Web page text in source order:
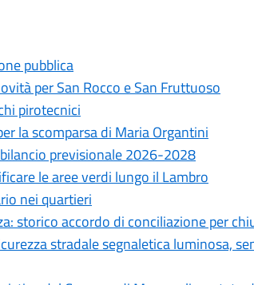
pubblica
per San Rocco e San Fruttuoso
pirotecnici
la scomparsa di Maria Organtini
previsionale 2026-2028
le aree verdi lungo il Lambro
nei quartieri
storico accordo di conciliazione per
stradale segnaletica luminosa,